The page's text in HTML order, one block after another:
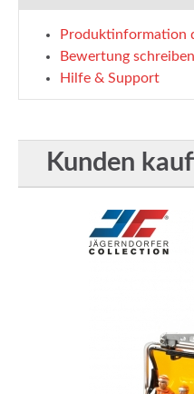
Produktinformation
Bewertung schreiben
Hilfe & Support
Kunden